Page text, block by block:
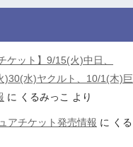
ケット】9/15(火)中日、
)30(水)ヤクルト、10/1(木)巨
に くるみっこ より
アチケット発売情報 に くる